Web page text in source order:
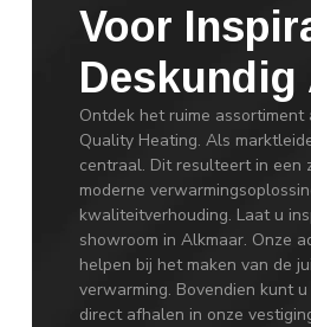
Voor
Deskundig
Ontdek het ruime
Quality Heating. Als
centraal. Dit resulteert in een
moderne
kwaliteitverhouding. Laat u
showroom in Alkmaar. Onze
helpen bij het maken van de
verwarming. Bovendien kunt
direct afhalen in onze